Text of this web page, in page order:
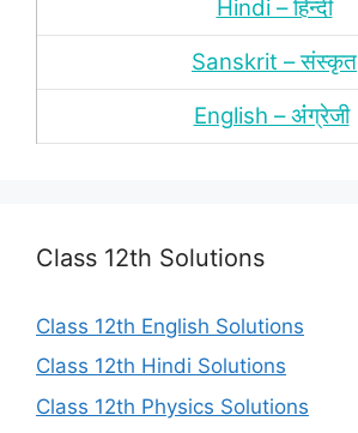
Hindi – हिन्‍दी
Sanskrit – संस्‍कृत
English – अंंग्रेजी
Class 12th Solutions
Class 12th English Solutions
Class 12th Hindi Solutions
Class 12th Physics Solutions